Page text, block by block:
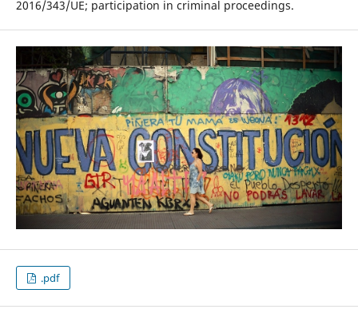
2016/343/UE; participation in criminal proceedings.
.pdf